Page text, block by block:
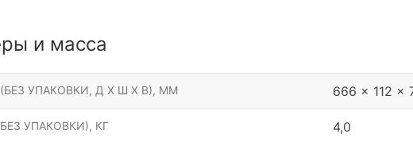
и масса
УПАКОВКИ, Д Х Ш Х В), ММ 666 x 112 x
УПАКОВКИ), КГ 4,0